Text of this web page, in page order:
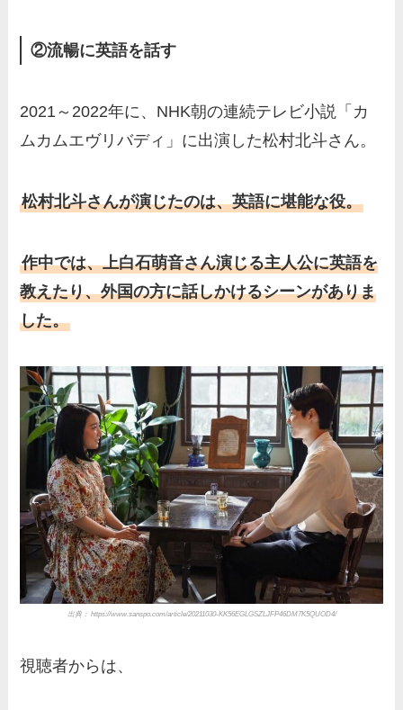
②流暢に英語を話す
2021～2022年に、NHK朝の連続テレビ小説「カ
ムカムエヴリバディ」に出演した松村北斗さん。
松村北斗さんが演じたのは、英語に堪能な役。
作中では、上白石萌音さん演じる主人公に英語を
教えたり、外国の方に話しかけるシーンがありま
した。
出典： https://www.sanspo.com/article/20211030-KK56EGLGSZLJFP46DM7K5QUOD4/
視聴者からは、